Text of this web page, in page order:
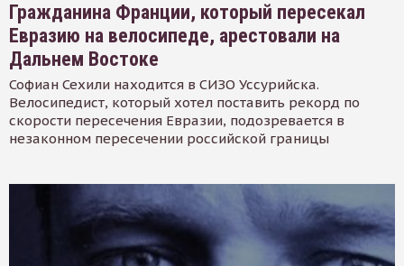
Гражданина Франции, который пересекал
Евразию на велосипеде, арестовали на
Дальнем Востоке
Софиан Сехили находится в СИЗО Уссурийска.
Велосипедист, который хотел поставить рекорд по
скорости пересечения Евразии, подозревается в
незаконном пересечении российской границы